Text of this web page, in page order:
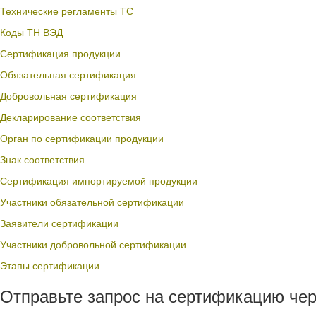
Технические регламенты ТС
Коды ТН ВЭД
Сертификация продукции
Обязательная сертификация
Добровольная сертификация
Декларирование соответствия
Орган по сертификации продукции
Знак соответствия
Сертификация импортируемой продукции
Участники обязательной сертификации
Заявители сертификации
Участники добровольной сертификации
Этапы сертификации
Отправьте запрос на сертификацию